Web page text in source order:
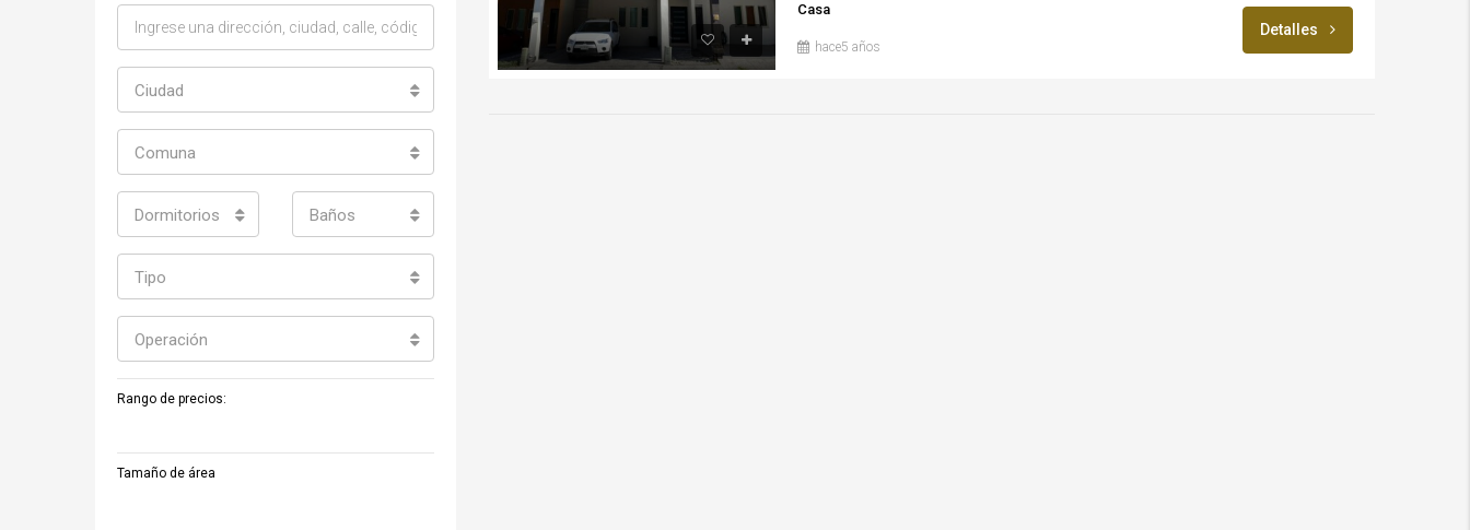
Casa
hace5 años
Detalles
Ciudad
Comuna
Dormitorios Baños
Tipo
Operación
Rango de precios:
Tamaño de área